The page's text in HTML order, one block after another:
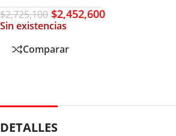
$2,725,100 $2,452,600
Sin existencias
Comparar
DETALLES